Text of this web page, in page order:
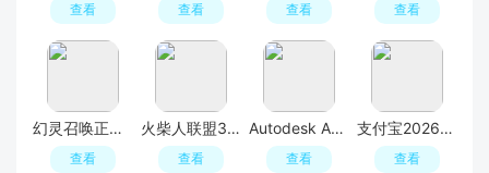
查看 查看 查看 查看
幻灵召唤正版手游
查看
火柴人联盟3官方正版
查看
Autodesk AutoCAD 2023破解版
查看
支付宝2026最新版本
查看